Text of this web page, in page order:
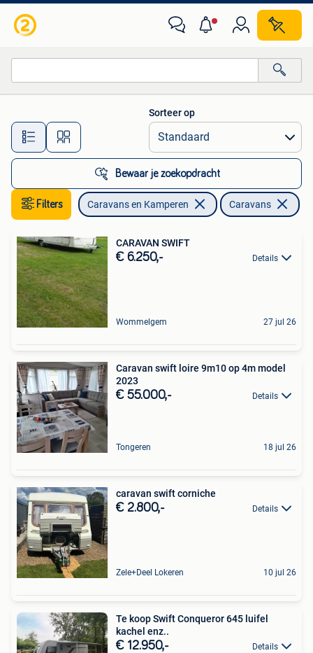
Alle afstanden…
Sorteer op
Bewaar je zoekopdracht
Filters Caravans en Kamperen Caravans
CARAVAN SWIFT
€ 6.250,- Details
Wommelgem 27 jul 26
Caravan swift loire 9m10 op 4m model
2023
€ 55.000,- Details
Tongeren 18 jul 26
caravan swift corniche
€ 2.800,- Details
Zele+Deel Lokeren 10 jul 26
Te koop Swift Conqueror 645 luifel
kachel enz..
€ 12.950,- Details